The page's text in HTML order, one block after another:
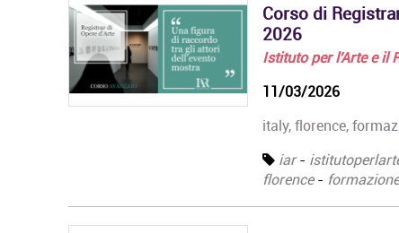
Corso di
2026
Istituto per l'Arte e il
11/03/2026
italy, florence,
iar-
florence- formazione